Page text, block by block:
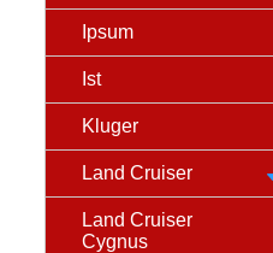
Ipsum
Ist
Kluger
Land Cruiser
Land Cruiser
Cygnus